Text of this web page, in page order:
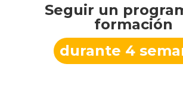
Seguir un
formación
durante 4